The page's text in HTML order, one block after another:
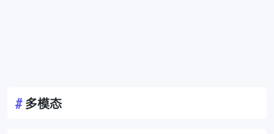
#多模态